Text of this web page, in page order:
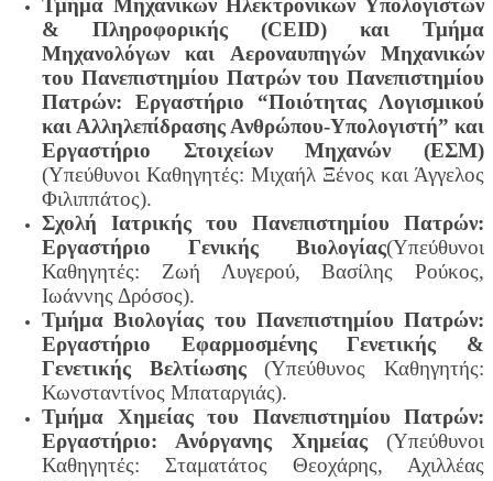
Τμήμα Μηχανικών Ηλεκτρονικών Υπολογιστών
& Πληροφορικής (CEID) και Τμήμα
Μηχανολόγων και Αεροναυπηγών Μηχανικών
του Πανεπιστημίου Πατρών του Πανεπιστημίου
Πατρών: Εργαστήριο “Ποιότητας Λογισμικού
και Αλληλεπίδρασης Ανθρώπου-Υπολογιστή” και
Εργαστήριο Στοιχείων Μηχανών (ΕΣΜ)
(Υπεύθυνοι Καθηγητές: Μιχαήλ Ξένος και Άγγελος
Φιλιππάτος).
Σχολή Ιατρικής του Πανεπιστημίου Πατρών:
Εργαστήριο Γενικής Βιολογίας(Υπεύθυνοι
Καθηγητές: Ζωή Λυγερού, Βασίλης Ρούκος,
Ιωάννης Δρόσος).
Τμήμα Βιολογίας του Πανεπιστημίου Πατρών:
Εργαστήριο Εφαρμοσμένης Γενετικής &
Γενετικής Βελτίωσης(Υπεύθυνος Καθηγητής:
Κωνσταντίνος Μπαταργιάς).
Τμήμα Χημείας του Πανεπιστημίου Πατρών:
Εργαστήριο: Ανόργανης Χημείας (Υπεύθυνοι
Καθηγητές: Σταματάτος Θεοχάρης, Αχιλλέας